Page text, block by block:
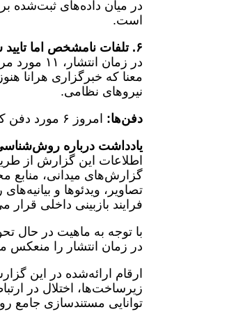
است.
۶. تلفات نامشخص اما تایید شده
معنا که خبرگزاری هرانا
نیروهای نظامی.
دفن‌ها: امروز ۶ مورد دفن که ناشی از حملات روزهای گذشته بوده ثبت شده است.
یادداشت درباره
اطلاعات این گزارش از
گزارش‌های میدانی، منابع
تصاویر، ویدئوها و
فرایند بازبینی داخلی قرار
با توجه به ماهیت در حال
در زمان انتشار را منعکس
ارقام ارائه‌شده در این
زیرساخت‌ها، اختلال در
توانایی مستندسازی جامع